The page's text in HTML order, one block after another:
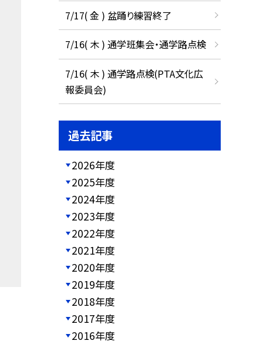
7/17( 金 ) 盆踊り練習終了
7/16( 木 ) 通学班集会・通学路点検
7/16( 木 ) 通学路点検(PTA文化広
報委員会)
過去記事
2026年度
2025年度
2024年度
2023年度
2022年度
2021年度
2020年度
2019年度
2018年度
2017年度
2016年度